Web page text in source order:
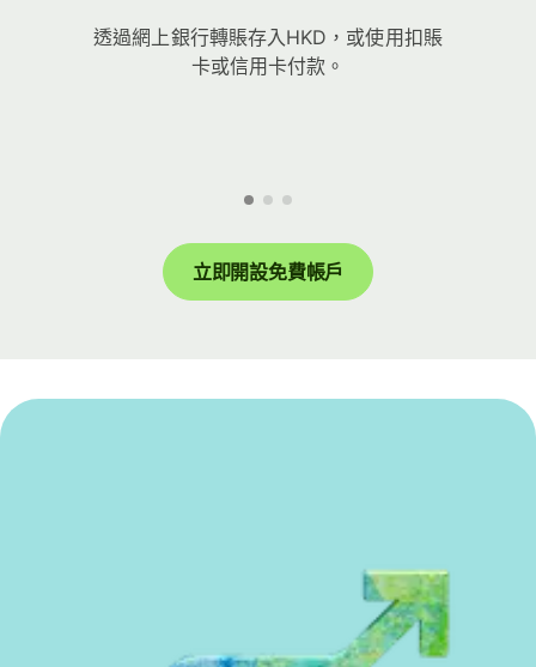
透過網上銀行轉賬存入HKD，或使用扣賬
卡或信用卡付款。
立即開設免費帳戶